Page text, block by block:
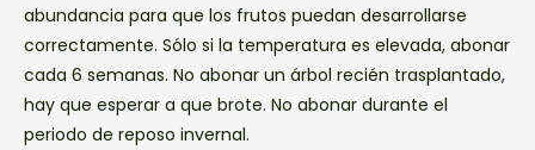
abundancia para que los frutos puedan desarrollarse
correctamente. Sólo si la temperatura es elevada, abonar
cada 6 semanas. No abonar un árbol recién trasplantado,
hay que esperar a que brote. No abonar durante el
periodo de reposo invernal.